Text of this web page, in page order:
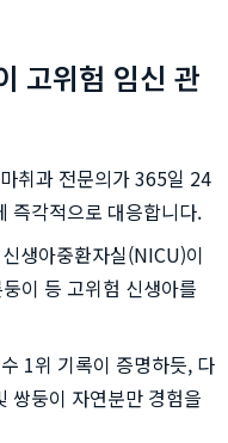
고위험 임신 관
취과 전문의가 365일 24
즉각적으로 대응합니다.
생아중환자실(NICU)이
이 등 고위험 신생아를
1위 기록이 증명하듯, 다
쌍둥이 자연분만 경험을